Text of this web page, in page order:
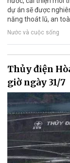
dự án sẽ được
năng thoát lũ, an
Nước và cuộc sống
Thủy điện
giờ ngày 31/7